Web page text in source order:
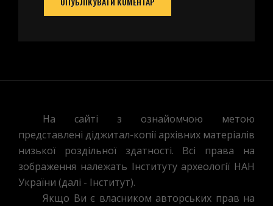
На сайті з ознайомчою метою
представлені діджитал-копії архівних матеріалів
низької роздільної здатності. Всі права на
зображення належать Інституту археології НАН
України (далі - Інститут).
Якщо Ви є власником авторських прав на